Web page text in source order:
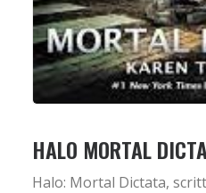
HALO MORTAL
Halo: Mortal Dictata,